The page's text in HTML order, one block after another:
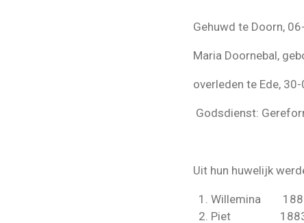
Gehuwd te Doorn,
Maria Doornebal,
overleden te Ede,
Godsdienst:
Uit hun huwelijk
Willemina
Piet 1883 -